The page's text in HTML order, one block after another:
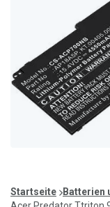
of
Startseite Batterien